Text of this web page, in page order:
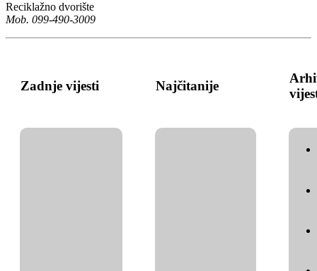
Reciklažno dvorište
Mob. 099-490-3009
Zadnje vijesti Najčitanije